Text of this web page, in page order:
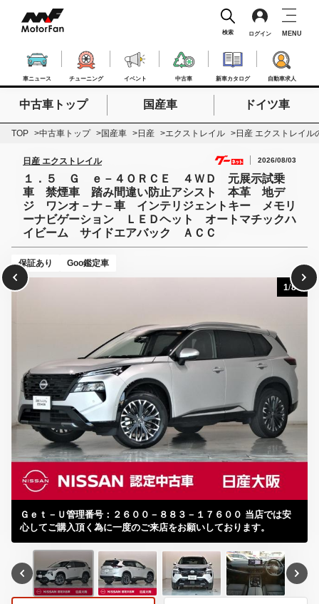
車ニュース チューニング イベント 中古車 新車カタログ 自動車求人
検索 ログイン MENU
検索したいキーワードを入力
検索
中古車トップ 国産車 ドイツ車
TOP 中古車トップ 国産車 日産 エクストレイル 日産 エクストレイル
日産 エクストレイル 2026/08/03
１．５ Ｇ ｅ－４ＯＲＣＥ ４ＷＤ 元展示試乗
車 禁煙車 踏み間違い防止アシスト 本革 地デ
ジ ワンオ－ナ－車 インテリジェントキー メモリ
ーナビゲーション ＬＥＤヘット オートマチックハ
イビーム サイドエアバック ＡＣＣ
保証あり Goo鑑定車
Ｇｅｔ－Ｕ管理番号：２６００－８８３－１７６００ 当店では安
心してご購入頂く為に一度のご来店をお願いしております。
1/80